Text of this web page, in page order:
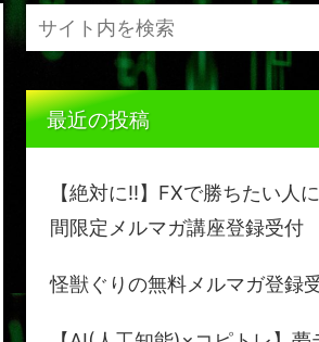
最近の投稿
【絶対に!!】FXで勝ちたい人
間限定メルマガ講座登録受付
怪獣ぐりの無料メルマガ登録